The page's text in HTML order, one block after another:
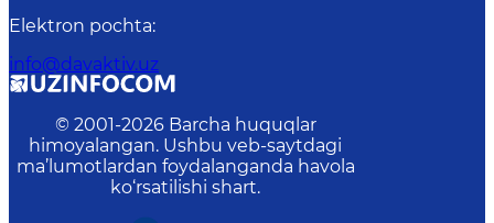
Elektron pochta:
info@davaktiv.uz
© 2001-2026 Barcha huquqlar
himoyalangan. Ushbu veb-saytdagi
ma’lumotlardan foydalanganda havola
ko‘rsatilishi shart.